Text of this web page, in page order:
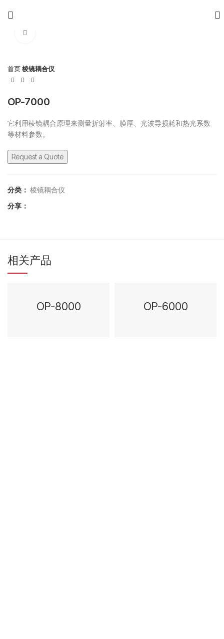
首页棱镜耦合仪
OP-7000
它利用棱镜耦合原理来测量折射率、膜厚、光波导损耗和热光系数
等材料参数。
分类： 棱镜耦合仪
分享：
相关产品
OP-8000 OP-6000